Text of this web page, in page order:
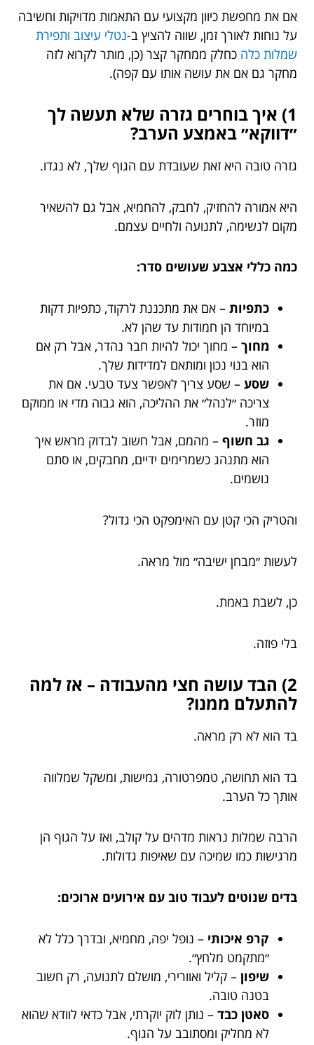
אם את מחפשת כיוון מקצועי עם התאמות מדויקות וחשיבה
על נוחות לאורך זמן, שווה להציץ ב-נטלי עיצוב ותפירת
שמלות כלה כחלק ממחקר קצר (כן, מותר לקרוא לזה
מחקר גם אם את עושה אותו עם קפה).
1) איך בוחרים גזרה שלא תעשה לך
״דווקא״ באמצע הערב?
גזרה טובה היא זאת שעובדת עם הגוף שלך, לא נגדו.
היא אמורה להחזיק, לחבק, להחמיא, אבל גם להשאיר
מקום לנשימה, לתנועה ולחיים עצמם.
כמה כללי אצבע שעושים סדר:
כתפיות – אם את מתכננת לרקוד, כתפיות דקות
במיוחד הן חמודות עד שהן לא.
מחוך – מחוך יכול להיות חבר נהדר, אבל רק אם
הוא בנוי נכון ומותאם למדידות שלך.
שסע – שסע צריך לאפשר צעד טבעי. אם את
צריכה ״לנהל״ את ההליכה, הוא גבוה מדי או ממוקם
מוזר.
גב חשוף – מהמם, אבל חשוב לבדוק מראש איך
הוא מתנהג כשמרימים ידיים, מחבקים, או סתם
נושמים.
והטריק הכי קטן עם האימפקט הכי גדול?
לעשות ״מבחן ישיבה״ מול מראה.
כן, לשבת באמת.
בלי פוזה.
2) הבד עושה חצי מהעבודה – אז למה
להתעלם ממנו?
בד הוא לא רק מראה.
בד הוא תחושה, טמפרטורה, גמישות, ומשקל שמלווה
אותך כל הערב.
הרבה שמלות נראות מדהים על קולב, ואז על הגוף הן
מרגישות כמו שמיכה עם שאיפות גדולות.
בדים שנוטים לעבוד טוב עם אירועים ארוכים:
קרפ איכותי – נופל יפה, מחמיא, ובדרך כלל לא
״מתקמט מלחץ״.
שיפון – קליל ואוורירי, מושלם לתנועה, רק חשוב
בטנה טובה.
סאטן כבד – נותן לוק יוקרתי, אבל כדאי לוודא שהוא
לא מחליק ומסתובב על הגוף.